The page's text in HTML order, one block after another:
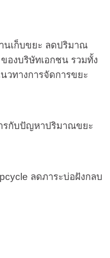
นเก็บขยะ ลดปริมาณ
ของบริษัทเอกชน รวมทั้ง
ทางการจัดการขยะ
รกับปัญหาปริมาณขยะ
ลดภาระบ่อฝังกลบ